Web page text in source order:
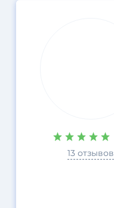
13 отзывов